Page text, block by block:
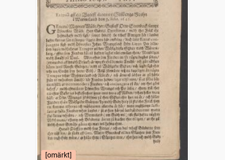
[omärkt]